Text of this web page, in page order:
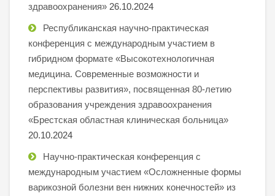
здравоохранения» 26.10.2024
Республиканская научно-практическая
конференция с международным участием в
гибридном формате «Высокотехнологичная
медицина. Современные возможности и
перспективы развития», посвященная 80-летию
образования учреждения здравоохранения
«Брестская областная клиническая больница»
20.10.2024
Научно-практическая конференция с
международным участием «Осложненные формы
варикозной болезни вен нижних конечностей» из